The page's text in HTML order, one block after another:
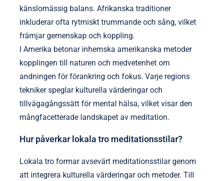
känslomässig balans. Afrikanska traditioner
inkluderar ofta rytmiskt trummande och sång, vilket
främjar gemenskap och koppling.
I Amerika betonar inhemska amerikanska metoder
kopplingen till naturen och medvetenhet om
andningen för förankring och fokus. Varje regions
tekniker speglar kulturella värderingar och
tillvägagångssätt för mental hälsa, vilket visar den
mångfacetterade landskapet av meditation.
Hur påverkar lokala tro meditationsstilar?
Lokala tro formar avsevärt meditationsstilar genom
att integrera kulturella värderingar och metoder. Till